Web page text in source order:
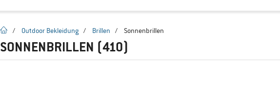
Startseite
/ Outdoor Bekleidung / Brillen / Sonnenbrillen
SONNENBRILLEN (410)